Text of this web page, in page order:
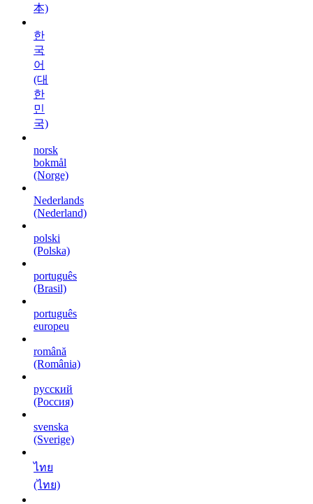
本)
한
국
어
(대
한
민
국)
norsk
bokmål
(Norge)
Nederlands
(Nederland)
polski
(Polska)
português
(Brasil)
português
europeu
română
(România)
русский
(Россия)
svenska
(Sverige)
ไทย
(ไทย)